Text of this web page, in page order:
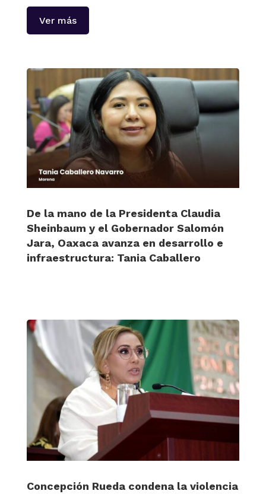
Ver más
De la mano de la Presidenta Claudia
Sheinbaum y el Gobernador Salomón
Jara, Oaxaca avanza en desarrollo e
infraestructura: Tania Caballero
Concepción Rueda condena la violencia